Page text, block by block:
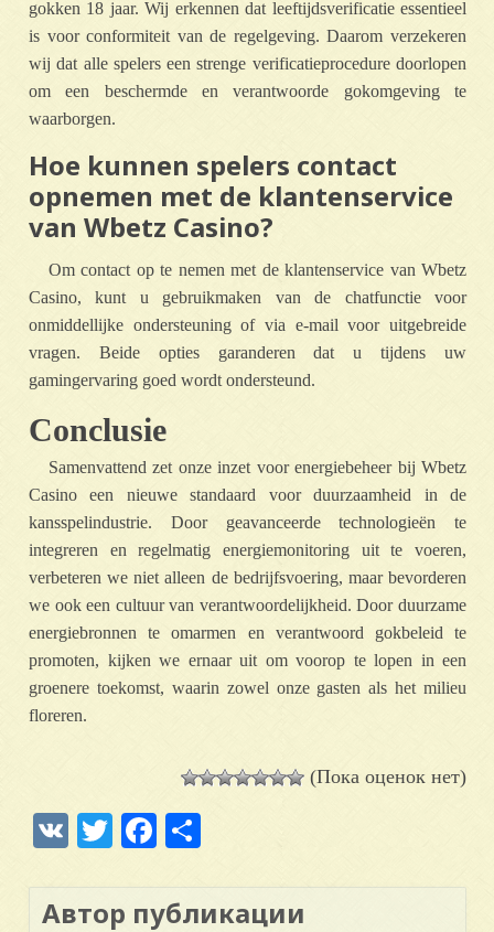
gokken 18 jaar. Wij erkennen dat leeftijdsverificatie essentieel
is voor conformiteit van de regelgeving. Daarom verzekeren
wij dat alle spelers een strenge verificatieprocedure doorlopen
om een beschermde en verantwoorde gokomgeving te
waarborgen.
Hoe kunnen spelers contact
opnemen met de klantenservice
van Wbetz Casino?
Om contact op te nemen met de klantenservice van Wbetz
Casino, kunt u gebruikmaken van de chatfunctie voor
onmiddellijke ondersteuning of via e-mail voor uitgebreide
vragen. Beide opties garanderen dat u tijdens uw
gamingervaring goed wordt ondersteund.
Conclusie
Samenvattend zet onze inzet voor energiebeheer bij Wbetz
Casino een nieuwe standaard voor duurzaamheid in de
kansspelindustrie. Door geavanceerde technologieën te
integreren en regelmatig energiemonitoring uit te voeren,
verbeteren we niet alleen de bedrijfsvoering, maar bevorderen
we ook een cultuur van verantwoordelijkheid. Door duurzame
energiebronnen te omarmen en verantwoord gokbeleid te
promoten, kijken we ernaar uit om voorop te lopen in een
groenere toekomst, waarin zowel onze gasten als het milieu
floreren.
(Пока оценок нет)
VK TwitterFacebook
Автор публикации